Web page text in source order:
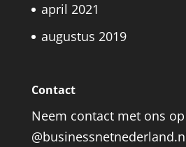
april 2021
augustus 2019
Contact
Neem contact met ons